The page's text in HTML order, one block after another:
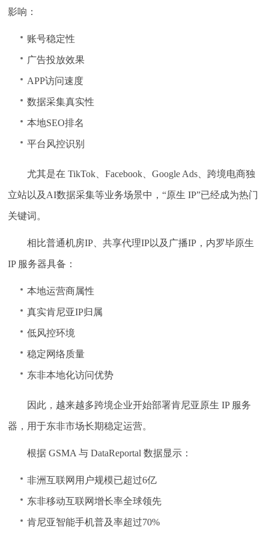
影响：
账号稳定性
广告投放效果
APP访问速度
数据采集真实性
本地SEO排名
平台风控识别
尤其是在 TikTok、Facebook、Google Ads、跨境电商独
立站以及AI数据采集等业务场景中，“原生 IP”已经成为热门
关键词。
相比普通机房IP、共享代理IP以及广播IP，内罗毕原生
IP 服务器具备：
本地运营商属性
真实肯尼亚IP归属
低风控环境
稳定网络质量
东非本地化访问优势
因此，越来越多跨境企业开始部署肯尼亚原生 IP 服务
器，用于东非市场长期稳定运营。
根据 GSMA 与 DataReportal 数据显示：
非洲互联网用户规模已超过6亿
东非移动互联网增长率全球领先
肯尼亚智能手机普及率超过70%